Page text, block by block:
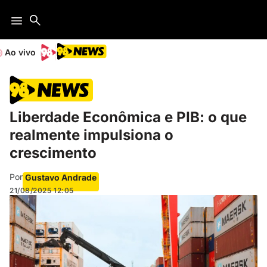
Ao vivo
Liberdade Econômica e PIB: o que
realmente impulsiona o
crescimento
Por Gustavo Andrade
21/08/2025 12:05